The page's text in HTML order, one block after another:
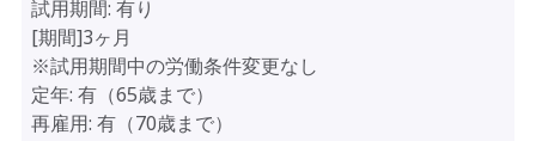
試用期間: 有り
[期間]3ヶ月
※試用期間中の労働条件変更なし
定年: 有（65歳まで）
再雇用: 有（70歳まで）